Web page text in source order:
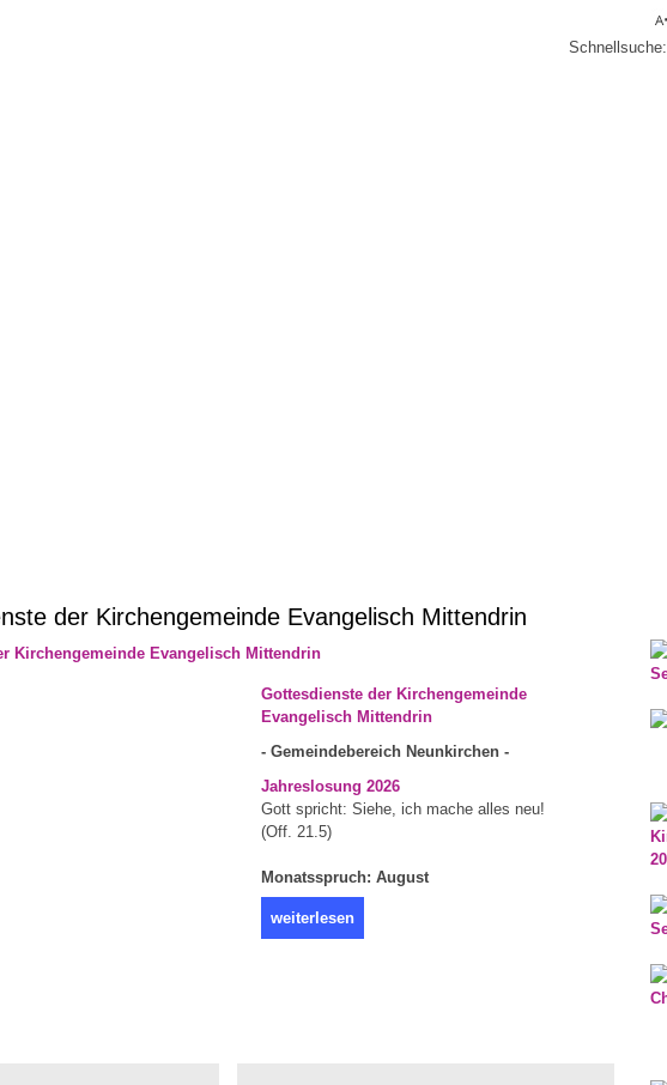
Schnellsuche:
der Kirchengemeinde Evangelisch Mittendrin
Gottesdienste der Kirchengemeinde
Evangelisch Mittendrin
- Gemeindebereich Neunkirchen -
Jahreslosung 2026
Gott spricht: Siehe, ich mache alles neu!
(Off. 21.5)
Monatsspruch: August
weiterlesen